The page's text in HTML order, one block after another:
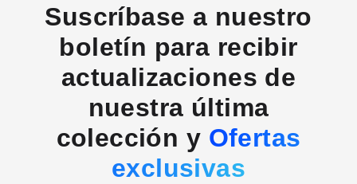
Suscríbase a nuestro
boletín para recibir
actualizaciones de
nuestra última
colección y Ofertas
exclusivas